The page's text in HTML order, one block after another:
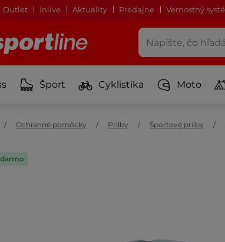
Outlet Inlive Aktuality Predajne Vernostný
Šport Cyklistika Moto
Ochranné pomôcky Prilby Športové prilby